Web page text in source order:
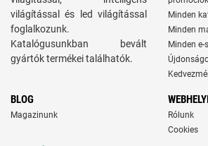
világítással és led világítással
foglalkozunk.
Katalógusunkban bevált
gyártók termékei találhatók.
Minden
Minden
Minden e-
BLOG
Magazinunk
Rólunk
Cookies